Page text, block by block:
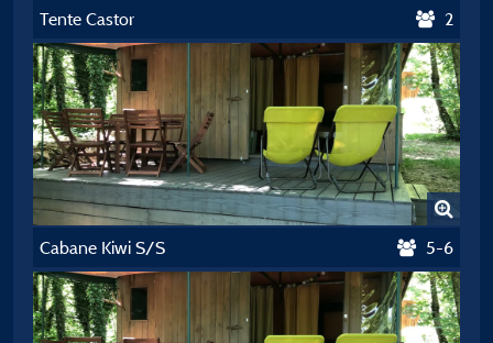
Tente Castor 2
Cabane Kiwi S/S 5-6